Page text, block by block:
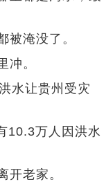
淹没了。
。
水让贵州受灾
万人因洪水
老家。